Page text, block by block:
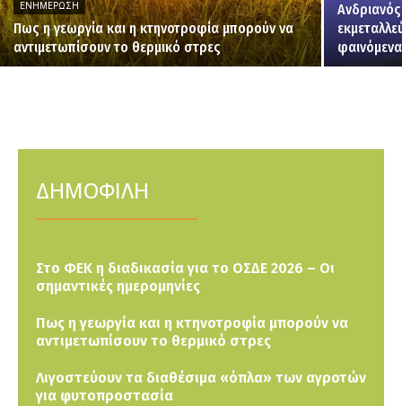
ΕΝΗΜΈΡΩΣΗ
Πως η γεωργία και η κτηνοτροφία μπορούν να
αντιμετωπίσουν το θερμικό στρες
ΔΗΜΟΦΙΛΗ
Στο ΦΕΚ η διαδικασία για το ΟΣΔΕ 2026 – Οι
σημαντικές ημερομηνίες
Πως η γεωργία και η κτηνοτροφία μπορούν να
αντιμετωπίσουν το θερμικό στρες
Λιγοστεύουν τα διαθέσιμα «όπλα» των αγροτών
για φυτοπροστασία